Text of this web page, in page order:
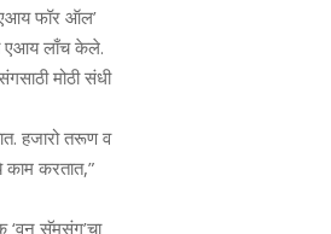
फॉर ऑल’
एआय लाँच केले.
मोठी संधी
हजारो तरूण व
करतात,”
सॅमसंग’चा